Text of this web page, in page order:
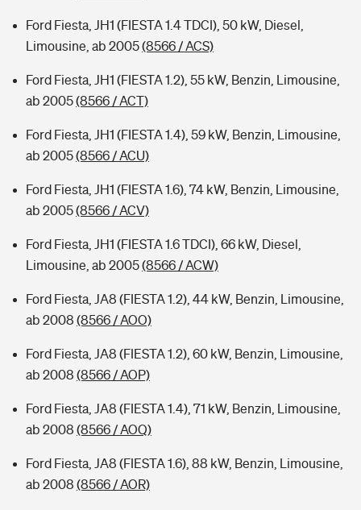
Ford Fiesta, JH1 (FIESTA 1.4 TDCI), 50 kW, Diesel,
Limousine, ab 2005(8566 / ACS)
Ford Fiesta, JH1 (FIESTA 1.2), 55 kW, Benzin, Limousine,
ab 2005(8566 / ACT)
Ford Fiesta, JH1 (FIESTA 1.4), 59 kW, Benzin, Limousine,
ab 2005(8566 / ACU)
Ford Fiesta, JH1 (FIESTA 1.6), 74 kW, Benzin, Limousine,
ab 2005(8566 / ACV)
Ford Fiesta, JH1 (FIESTA 1.6 TDCI), 66 kW, Diesel,
Limousine, ab 2005(8566 / ACW)
Ford Fiesta, JA8 (FIESTA 1.2), 44 kW, Benzin, Limousine,
ab 2008 (8566 / AOO)
Ford Fiesta, JA8 (FIESTA 1.2), 60 kW, Benzin, Limousine,
ab 2008 (8566 / AOP)
Ford Fiesta, JA8 (FIESTA 1.4), 71 kW, Benzin, Limousine,
ab 2008 (8566 / AOQ)
Ford Fiesta, JA8 (FIESTA 1.6), 88 kW, Benzin, Limousine,
ab 2008 (8566 / AOR)